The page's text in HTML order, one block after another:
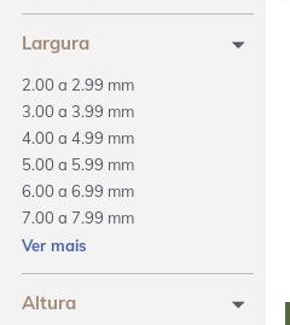
10.00 a 14.99 mm
15.00 a 19.99 mm
Largura
2.00 a 2.99 mm
3.00 a 3.99 mm
4.00 a 4.99 mm
5.00 a 5.99 mm
6.00 a 6.99 mm
7.00 a 7.99 mm
8.00 a 8.99 mm
9.00 a 9.99 mm
10.00 a 14.99 mm
Ver mais
Altura